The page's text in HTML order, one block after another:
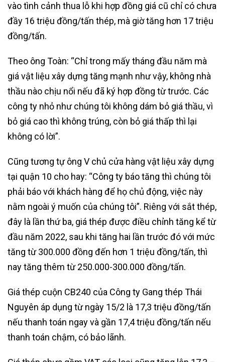
vào tình cảnh thua lỗ khi hợp đồng giá cũ chỉ có chưa
đầy 16 triệu đồng/tấn thép, mà giờ tăng hơn 17 triệu
đồng/tấn.
Theo ông Toàn: “Chỉ trong mấy tháng đầu năm mà
giá vật liệu xây dựng tăng mạnh như vậy, không nhà
thầu nào chịu nổi nếu đã ký hợp đồng từ trước. Các
công ty nhỏ như chúng tôi không dám bỏ giá thầu, vì
bỏ giá cao thì không trúng, còn bỏ giá thấp thì lại
không có lời”.
Cũng tương tự ông V chủ cửa hàng vật liệu xây dựng
tại quận 10 cho hay: “Công ty báo tăng thì chúng tôi
phải báo với khách hàng để họ chủ động, việc này
nằm ngoài ý muốn của chúng tôi”. Riêng với sắt thép,
đây là lần thứ ba, giá thép được điều chỉnh tăng kể từ
đầu năm 2022, sau khi tăng hai lần trước đó với mức
tăng từ 300.000 đồng đến hơn 1 triệu đồng/tấn, thì
nay tăng thêm từ 250.000-300.000 đồng/tấn.
Giá thép cuộn CB240 của Công ty Gang thép Thái
Nguyên áp dụng từ ngày 15/2 là 17,3 triệu đồng/tấn
nếu thanh toán ngay và gần 17,4 triệu đồng/tấn nếu
thanh toán chậm, có bảo lãnh.